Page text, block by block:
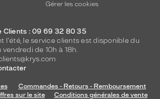
Gérer les cookies
Clients : 09 69 32 80 35
l'été, le service clients est disponible du
vendredi de 10h à 18h.
Commandes - Retours - Remboursement
sur le site
Conditions générales de vente